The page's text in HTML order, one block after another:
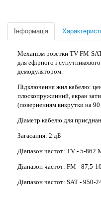
Інформація
Механізм розетки TV-FM-
для ефірного і
демодулятором.
Підключення жил кабелю:
плоскопружинний, екран
(поверненням викрутки на 90
Діаметр кабелю для
Загасання: 2 дБ
Діапазон частот: TV - 5-862
Діапазон частот: FM - 87,5-
Діапазон частот: SAT - 950-